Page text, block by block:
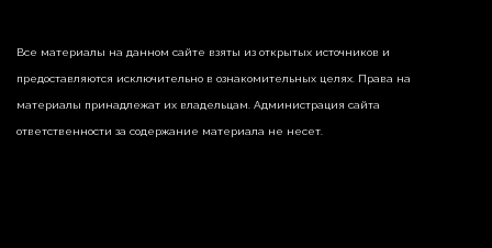
Все материалы на данном сайте взяты из открытых источников и
предоставляются исключительно в ознакомительных целях. Права на
материалы принадлежат их владельцам. Администрация сайта
ответственности за содержание материала не несет.